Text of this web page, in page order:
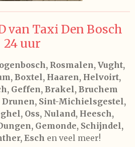
van Taxi Den Bosch
24 uur
Rosmalen, Vught,
Boxtel, Haaren, Helvoirt,
Geffen, Brakel, Bruchem
Sint-Michielsgestel,
Oss, Nuland, Heesch,
Gemonde, Schijndel,
Esch en veel meer!